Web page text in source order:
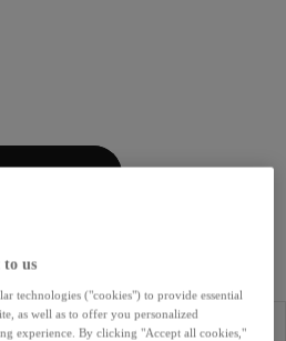
toevoegen
(€ 4,40)
Levertijd 2-5 dagen
us
technologies ("cookies") to provide essential
as well as to offer you personalized
experience. By clicking "Accept all cookies,"